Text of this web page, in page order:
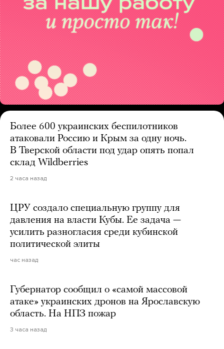
Более 600 украинских беспилотников
атаковали Россию и Крым за одну ночь.
В Тверской области под удар опять попал
склад Wildberries
2 часа назад
ЦРУ создало специальную группу для
давления на власти Кубы. Ее задача —
усилить разногласия среди кубинской
политической элиты
час назад
Губернатор сообщил о «самой массовой
атаке» украинских дронов на Ярославскую
область. На НПЗ пожар
3 часа назад